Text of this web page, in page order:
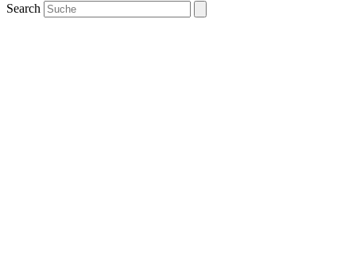
Search